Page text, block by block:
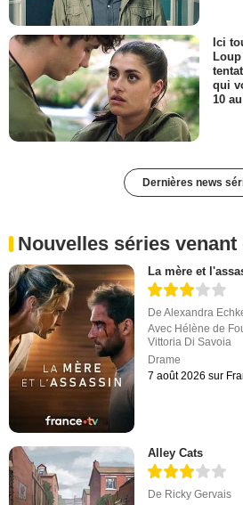
Ici
qui
10
Dernières news
Nouvelles séries
La mère et
DeAlexandra
Avec Hélène de
Vittoria Di Savoia
Drame
7 août 2026 sur
Alley Cats
De Ricky Gervais